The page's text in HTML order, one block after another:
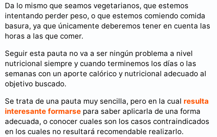
Da lo mismo que seamos vegetarianos, que estemos
intentando perder peso, o que estemos comiendo comida
basura, ya que únicamente deberemos tener en cuenta las
horas a las que comer.
Seguir esta pauta no va a ser ningún problema a nivel
nutricional siempre y cuando terminemos los días o las
semanas con un aporte calórico y nutricional adecuado al
objetivo buscado.
Se trata de una pauta muy sencilla, pero en la cual resulta
interesante formarse para saber aplicarla de una forma
adecuada, o conocer cuales son los casos contraindicados
en los cuales no resultará recomendable realizarlo.